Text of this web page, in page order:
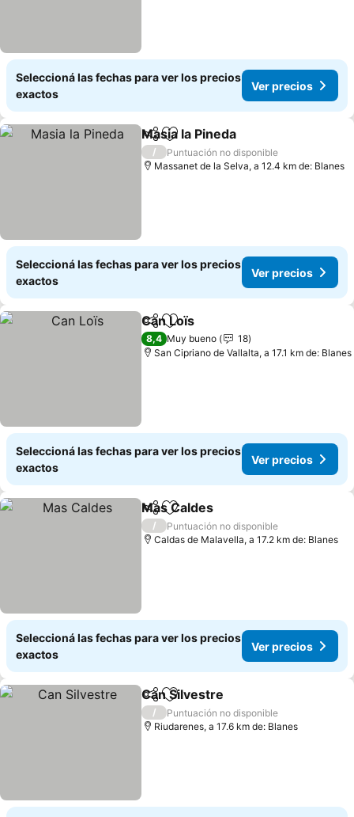
Seleccioná las fechas para ver los precios
exactos
Ver precios
CompartirAñadir a favoritos
Masia la Pineda
/
Puntuación no disponible
Massanet de la Selva, a 12.4 km de: Blanes
Seleccioná las fechas para ver los precios
exactos
Ver precios
CompartirAñadir a favoritos
Can Loïs
8,4 Muy bueno
18
San Cipriano de Vallalta, a 17.1 km de: Blanes
Seleccioná las fechas para ver los precios
exactos
Ver precios
CompartirAñadir a favoritos
Mas Caldes
/
Puntuación no disponible
Caldas de Malavella, a 17.2 km de: Blanes
Seleccioná las fechas para ver los precios
exactos
Ver precios
CompartirAñadir a favoritos
Can Silvestre
/
Puntuación no disponible
Riudarenes, a 17.6 km de: Blanes